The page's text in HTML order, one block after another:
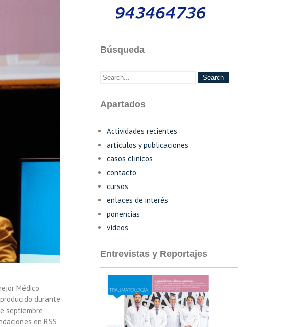
Médico
durante
septiembre,
en RSS
Búsqueda
Apartados
Actividades recientes
artículos y publicaciones
casos clínicos
contacto
cursos
enlaces de interés
ponencias
vídeos
Entrevistas y Reportajes